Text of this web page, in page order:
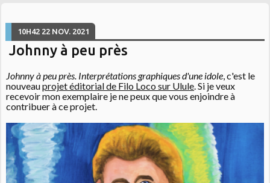
10H42 22 NOV. 2021
Johnny à peu près
Johnny à peu près. Interprétations graphiques d'une idole, c'est le
nouveauprojet éditorial de Filo Loco sur Ulule. Si je veux
recevoir mon exemplaire je ne peux que vous enjoindre à
contribuer à ce projet.